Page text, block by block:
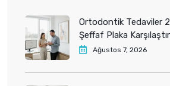
Ortodontik Tedaviler
Şeffaf Plaka
Ağustos 7, 2026